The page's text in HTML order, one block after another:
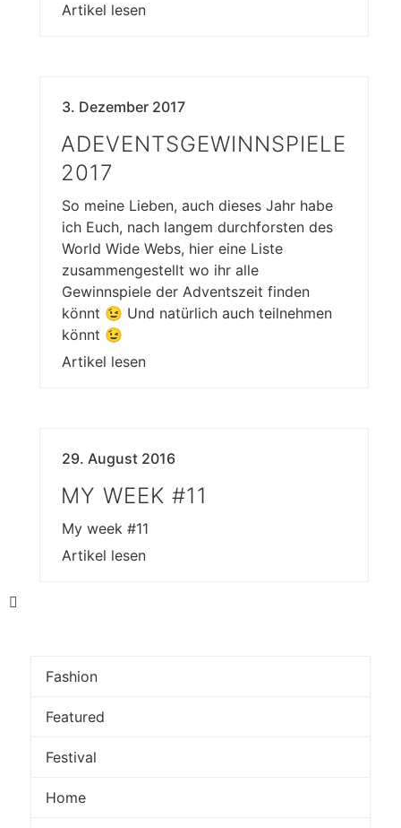
Artikel lesen
3. Dezember 2017
ADEVENTSGEWINNSPIELE
2017
So meine Lieben, auch dieses Jahr habe
ich Euch, nach langem durchforsten des
World Wide Webs, hier eine Liste
zusammengestellt wo ihr alle
Gewinnspiele der Adventszeit finden
könnt 😉 Und natürlich auch teilnehmen
könnt 😉
Artikel lesen
29. August 2016
MY WEEK #11
My week #11
Artikel lesen
Fashion
Featured
Festival
Home